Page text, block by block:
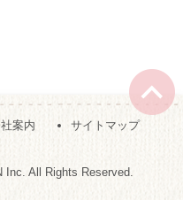
案内 サイトマップ
Inc. All Rights Reserved.